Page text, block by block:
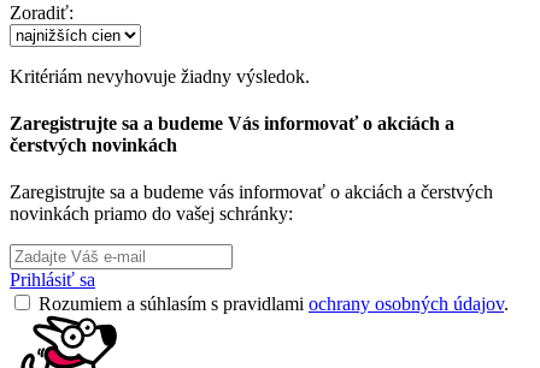
Zoradiť:
Kritériám nevyhovuje žiadny výsledok.
Zaregistrujte sa a budeme Vás informovať o akciách a
čerstvých novinkách
Zaregistrujte sa a budeme vás informovať o akciách a čerstvých
novinkách priamo do vašej schránky:
Prihlásiť sa
Rozumiem a súhlasím s pravidlami ochrany osobných údajov.